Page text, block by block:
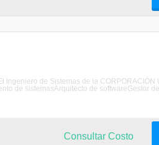
de Sistemas de la CORPORACIÓN
de sistemasArquitecto de softwareGestor
Consultar Costo